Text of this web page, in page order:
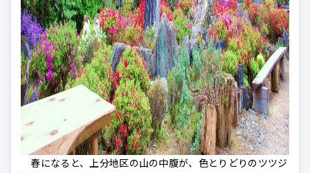
春になると、上分地区の山の中腹が、色とりどりのツツジ